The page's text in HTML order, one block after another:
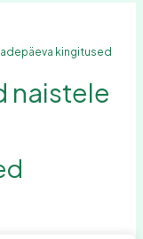
kingitused
naistele